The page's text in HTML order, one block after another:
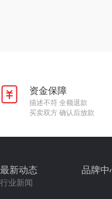
资金保障
描述不符 全额退款
买卖双方 确认后放款
最新动态
行业新闻
品牌中